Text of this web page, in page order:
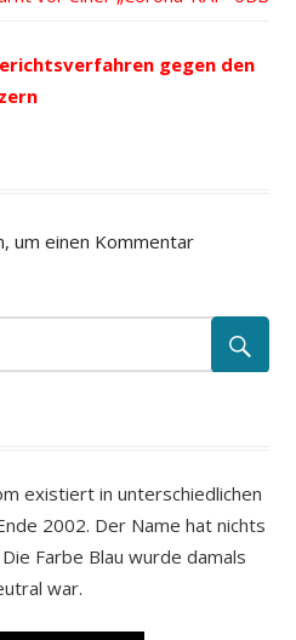
gegen den
um einen Kommentar
existiert in unterschiedlichen
2002. Der Name hat nichts
Farbe Blau wurde damals
war.